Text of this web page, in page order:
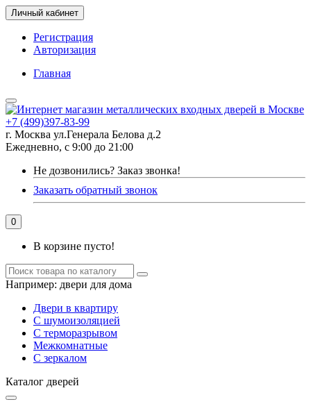
Личный кабинет
Регистрация
Авторизация
Главная
+7 (499)397-83-99
г. Москва ул.Генерала Белова д.2
Ежедневно, с 9:00 до 21:00
Не дозвонились? Заказ звонка!
Заказать обратный звонок
0
В корзине пусто!
Например: двери для дома
Двери в квартиру
С шумоизоляцией
С терморазрывом
Межкомнатные
С зеркалом
Каталог дверей